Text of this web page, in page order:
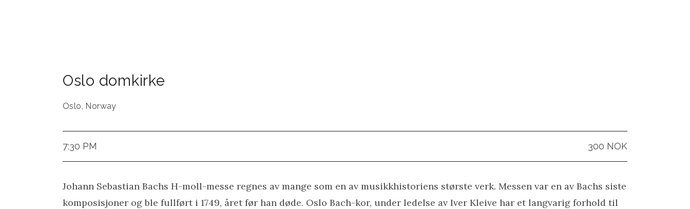
Oslo domkirke
Oslo, Norway
7:30 PM 300 NOK
Johann Sebastian Bachs H-moll-messe regnes av mange som en av musikkhistoriens største verk. Messen var en av Bachs siste
komposisjoner og ble fullført i 1749, året før han døde. Oslo Bach-kor, under ledelse av Iver Kleive har et langvarig forhold til